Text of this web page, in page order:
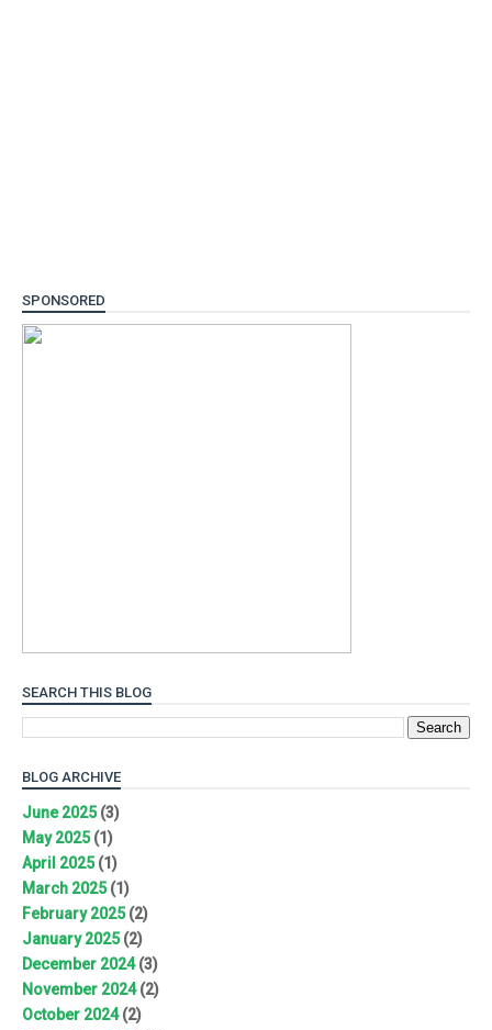
SPONSORED
SEARCH THIS BLOG
BLOG ARCHIVE
June 2025(3)
May 2025(1)
April 2025(1)
March 2025(1)
February 2025(2)
January 2025(2)
December 2024(3)
November 2024(2)
October 2024(2)